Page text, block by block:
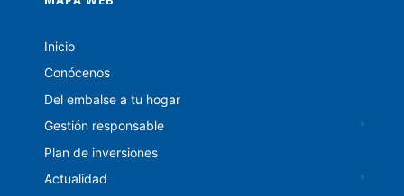
Inicio
Conócenos
Del embalse a tu hogar
Gestión responsable
Plan de inversiones
Actualidad